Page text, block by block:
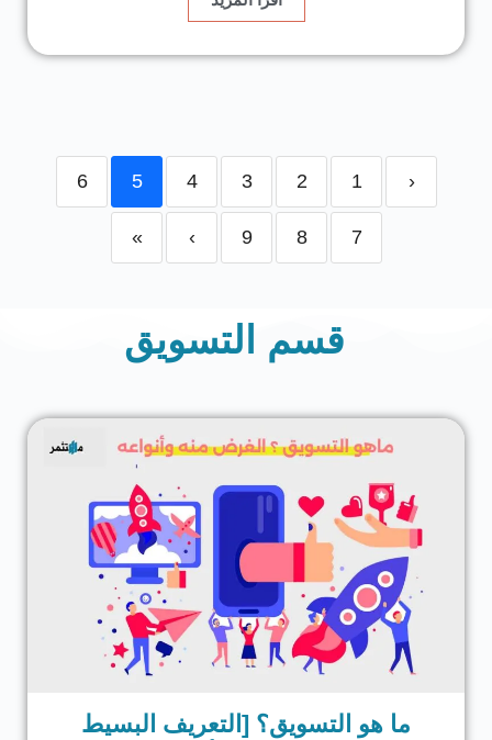
‹
1
2
3
4
5
6
7
8
9
›
»
قسم التسويق
ما هو التسويق؟ [التعريف البسيط